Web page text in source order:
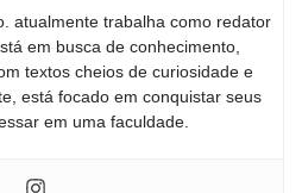
atualmente trabalha como redator
em busca de conhecimento,
textos cheios de curiosidade e
está focado em conquistar seus
em uma faculdade.